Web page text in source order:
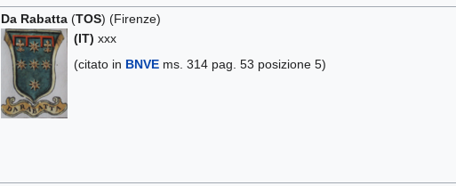
Da Rabatta(TOS) (Firenze)
(IT) xxx
(citato in BNVEms. 314 pag. 53 posizione 5)